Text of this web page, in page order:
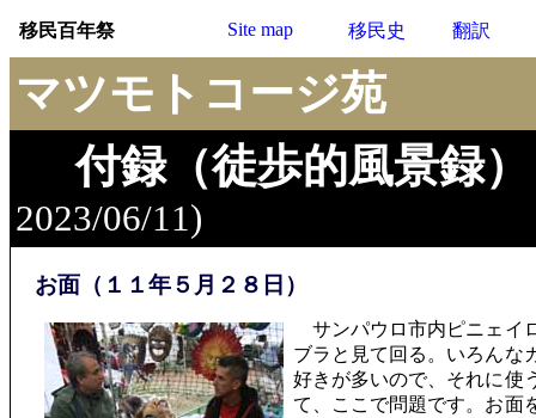
移民百年祭 Site map 移民史 翻訳
マツモトコージ苑
付録（徒歩的風景録）
2023/06/11)
お面（１１年５月２８日）
サンパウロ市内ピニェイ
ブラと見て回る。いろんな
好きが多いので、それに使
て、ここで問題です。お